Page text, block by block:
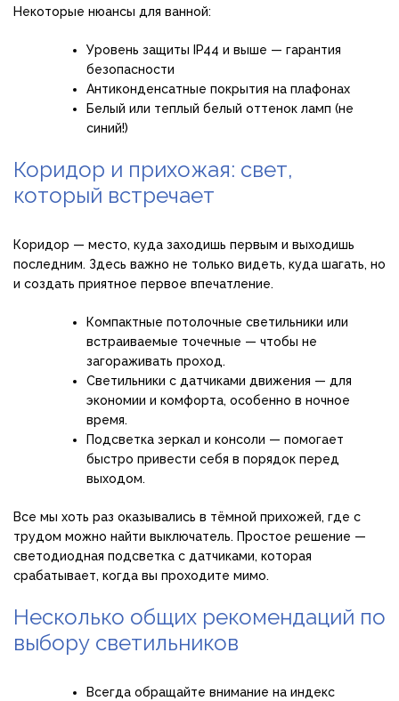
Некоторые нюансы для ванной:
Уровень защиты IP44 и выше — гарантия
безопасности
Антиконденсатные покрытия на плафонах
Белый или теплый белый оттенок ламп (не
синий!)
Коридор и прихожая: свет,
который встречает
Коридор — место, куда заходишь первым и выходишь
последним. Здесь важно не только видеть, куда шагать, но
и создать приятное первое впечатление.
Компактные потолочные светильники или
встраиваемые точечные — чтобы не
загораживать проход.
Светильники с датчиками движения — для
экономии и комфорта, особенно в ночное
время.
Подсветка зеркал и консоли — помогает
быстро привести себя в порядок перед
выходом.
Все мы хоть раз оказывались в тёмной прихожей, где с
трудом можно найти выключатель. Простое решение —
светодиодная подсветка с датчиками, которая
срабатывает, когда вы проходите мимо.
Несколько общих рекомендаций по
выбору светильников
Всегда обращайте внимание на индекс